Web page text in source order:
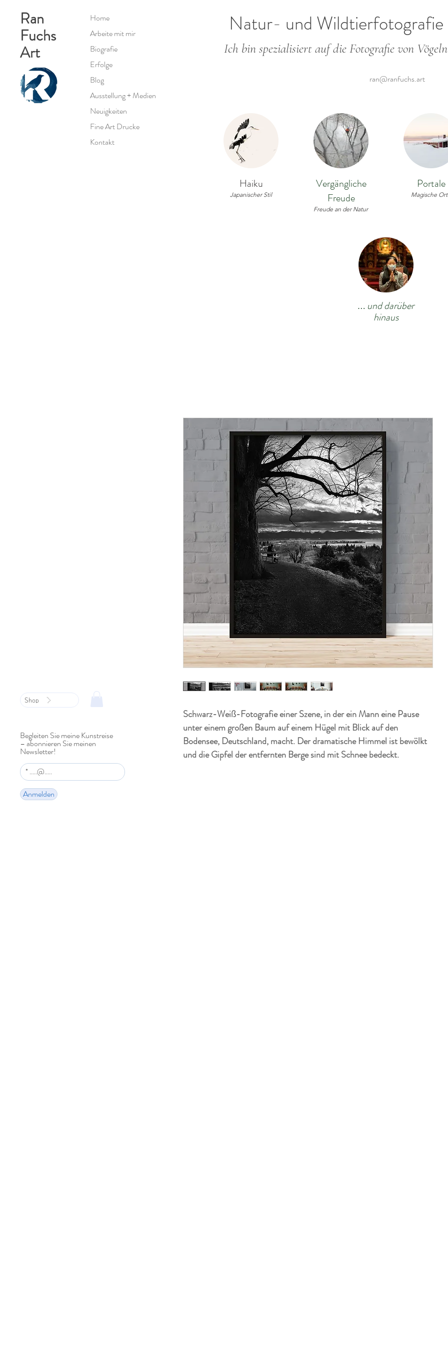
Home
Arbeite mit mir
Biografie
Erfolge
Blog
Ausstellung + Medien
Neuigkeiten
Fine Art Drucke
Kontakt
Ran
Fuchs
Art
Natur- und Wildtierfotografie
Ich bin spezialisiert auf die Fotografie von
ran@ranfuchs.art
Haiku
Japanischer Stil
Vergängliche
Freude
Freude an der Natur
Portale
Magische
… und darüber
hinaus
Shop
Begleiten Sie meine Kunstreise
– abonnieren Sie meinen
Newsletter!
Anmelden
Schwarz-Weiß-Fotografie einer Szene, in der ein Mann eine Pause
unter einem großen Baum auf einem Hügel mit Blick auf den
Bodensee, Deutschland, macht. Der dramatische Himmel ist bewölkt
und die Gipfel der entfernten Berge sind mit Schnee bedeckt.